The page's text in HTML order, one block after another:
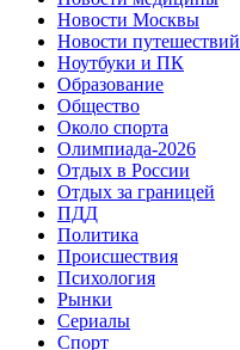
Новости Москвы
Новости путешествий
Ноутбуки и ПК
Образование
Общество
Около спорта
Олимпиада-2026
Отдых в России
Отдых за границей
ПДД
Политика
Происшествия
Психология
Рынки
Сериалы
Спорт